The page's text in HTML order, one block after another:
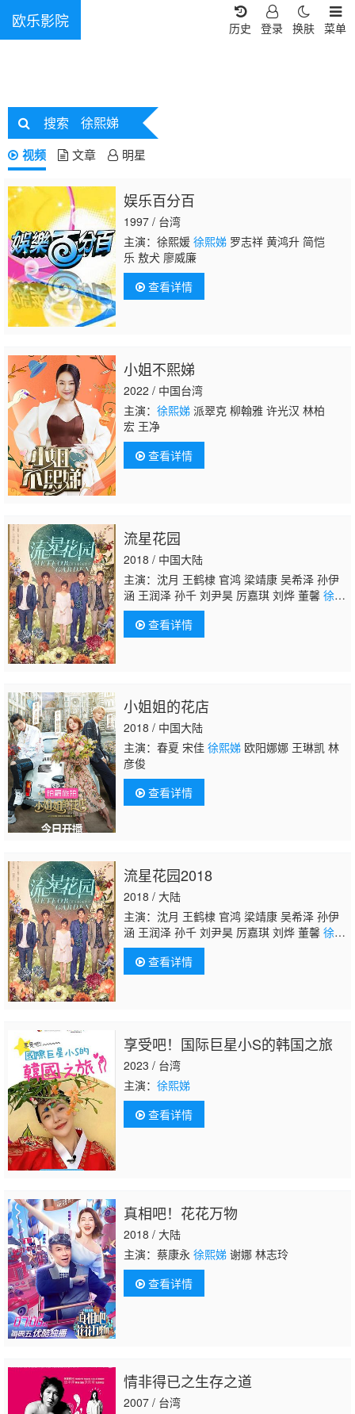
欧乐影院 菜单
换肤
登录
历史
搜索 徐熙娣
视频 文章 明星
娱乐百分百
1997 / 台湾
主演：徐熙媛 徐熙娣罗志祥 黄鸿升 简恺
乐 敖犬 廖威廉
查看详情
小姐不熙娣
2022 / 中国台湾
主演： 徐熙娣派翠克 柳翰雅 许光汉 林柏
宏 王净
查看详情
流星花园
2018 / 中国大陆
主演：沈月 王鹤棣 官鸿 梁靖康 吴希泽 孙伊
涵 王润泽 孙千 刘尹昊 厉嘉琪 刘烨 董馨 徐熙
娣王琳 郭采洁 王月 庾澄庆 李泉
查看详情
小姐姐的花店
2018 / 中国大陆
主演：春夏 宋佳 徐熙娣欧阳娜娜 王琳凯 林
彦俊
查看详情
流星花园2018
2018 / 大陆
主演：沈月 王鹤棣 官鸿 梁靖康 吴希泽 孙伊
涵 王润泽 孙千 刘尹昊 厉嘉琪 刘烨 董馨 徐熙
娣王琳 郭采洁 王月 庾澄庆 李泉
查看详情
享受吧！国际巨星小S的韩国之旅
2023 / 台湾
主演： 徐熙娣
查看详情
真相吧！花花万物
2018 / 大陆
主演：蔡康永 徐熙娣谢娜 林志玲
查看详情
情非得已之生存之道
2007 / 台湾